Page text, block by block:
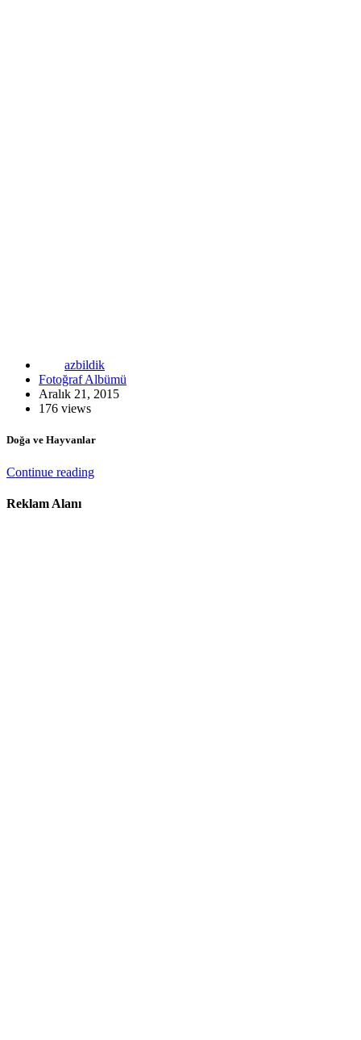
azbildik
Fotoğraf Albümü
Aralık 21, 2015
176 views
Doğa ve Hayvanlar
Continue reading
Reklam Alanı